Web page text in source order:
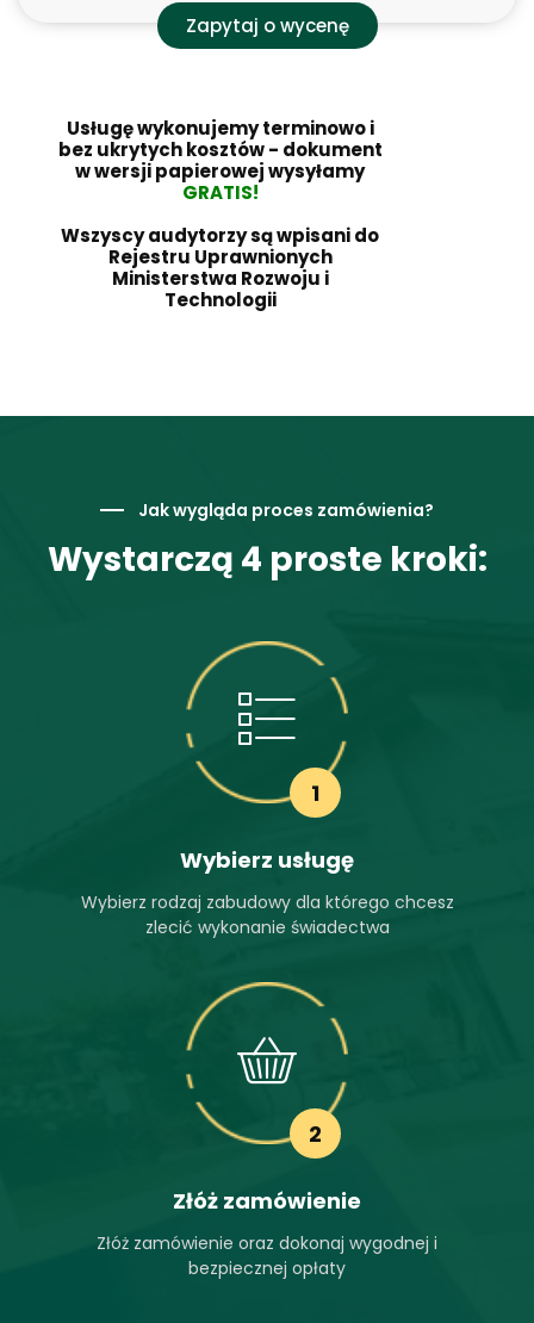
Zapytaj o wycenę
Usługę wykonujemy terminowo i
bez ukrytych kosztów - dokument
w wersji papierowej wysyłamy
GRATIS!
Wszyscy audytorzy są wpisani do
Rejestru Uprawnionych
Ministerstwa Rozwoju i
Technologii
Jak wygląda proces zamówienia?
Wystarczą 4 proste kroki:
1
Wybierz usługę
Wybierz rodzaj zabudowy dla którego chcesz
zlecić wykonanie świadectwa
2
Złóż zamówienie
Złóż zamówienie oraz dokonaj wygodnej i
bezpiecznej opłaty